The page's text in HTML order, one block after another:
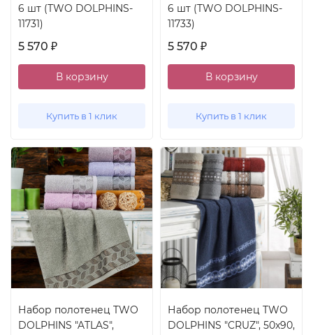
6 шт (TWO DOLPHINS-
11731)
5 570 ₽
В корзину
Купить в 1 клик
6 шт (TWO DOLPHINS-
11733)
5 570 ₽
В корзину
Купить в 1 клик
Набор полотенец TWO
DOLPHINS "ATLAS",
Набор полотенец TWO
DOLPHINS "CRUZ", 50x90,